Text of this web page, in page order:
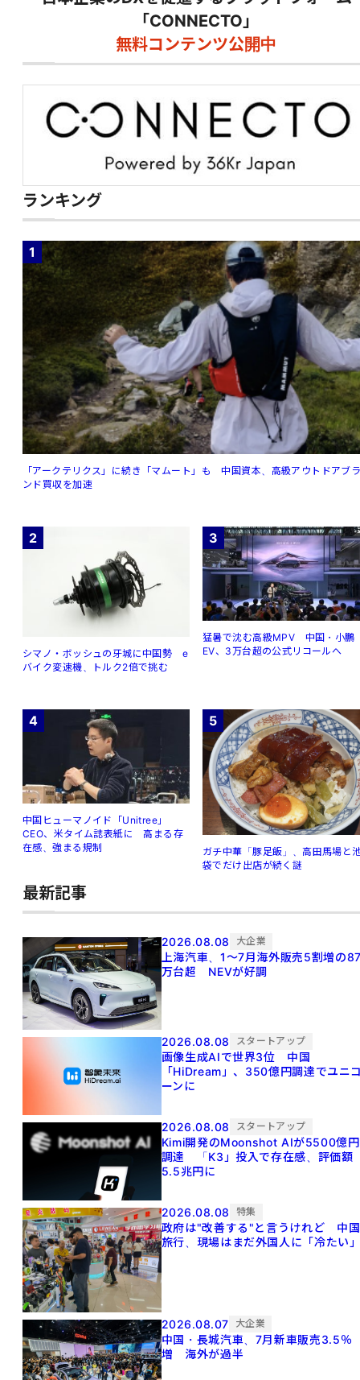
「CONNECTO」
無料コンテンツ公開中
ランキング
1
「アークテリクス」に続き「マムート」も 中国資本、高級アウトドアブ
ンド買収を加速
2
シマノ・ボッシュの牙城に中国勢 e
バイク変速機、トルク2倍で挑む
3
猛暑で沈む高級MPV 中国・小鵬
EV、3万台超の公式リコールへ
4
中国ヒューマノイド「Unitree」
CEO、米タイム誌表紙に 高まる存
在感、強まる規制
5
ガチ中華「豚足飯」、高田馬場と
袋でだけ出店が続く謎
最新記事
2026.08.08 大企業
上海汽車、1～7月海外販売5割増の
万台超 NEVが好調
2026.08.08 スタートアップ
画像生成AIで世界3位 中国
「HiDream」、350億円調達でユニ
ーンに
2026.08.08 スタートアップ
Kimi開発のMoonshot AIが5500億円
調達 「K3」投入で存在感、評価額
5.5兆円に
2026.08.08 特集
政府は"改善する"と言うけれど 中国
旅行、現場はまだ外国人に「冷たい
2026.08.07 大企業
中国・長城汽車、7月新車販売3.5％
増 海外が過半